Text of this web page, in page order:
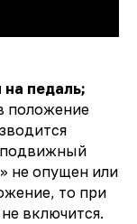
педаль;
положение
не опущен или
то при
включится.